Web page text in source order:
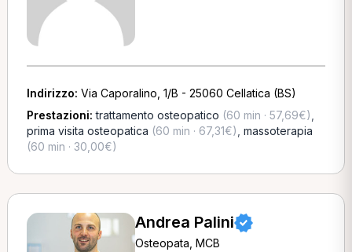
Indirizzo: Via Caporalino, 1/B - 25060 Cellatica (BS)
Prestazioni:trattamento osteopatico (60 min · 57,69€)
prima visita osteopatica (60 min · 67,31€) massoterapia
(60 min · 30,00€)
Andrea Palini
Osteopata, MCB